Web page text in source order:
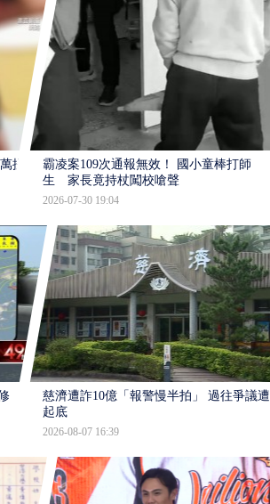
提
霸凌案109次通報無效！ 國小童棒打師
生 家長竟持杖闖校嗆聲
2026-07-30 19:04
慈濟遭詐10億「報警慢半拍」 過往爭議遭
起底
2026-08-07 16:39